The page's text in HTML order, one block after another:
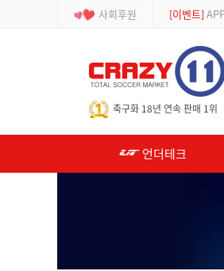
사회후원 [등급제] 회
축구화 18년 연속 판매 1위
언더테크